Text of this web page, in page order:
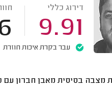
דירוג כללי
9.91
עבר בקרת איכות חוזרת
מצבה בסיסית מאבן חברון עם